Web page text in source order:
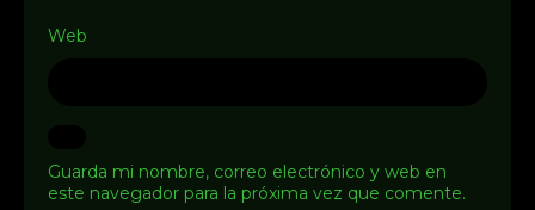
Web
Guarda mi nombre, correo electrónico y web en
este navegador para la próxima vez que comente.